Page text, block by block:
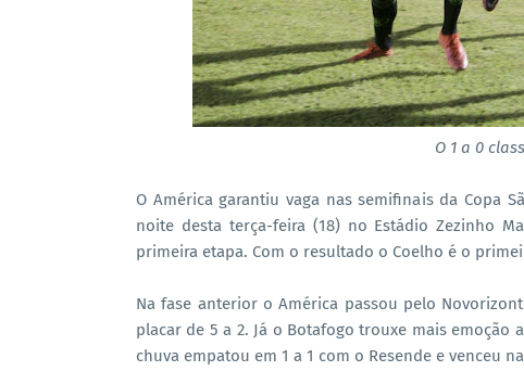
O 1 a 0
O América garantiu vaga nas semifinais da Copa
noite desta terça-feira (18) no Estádio Zezinho
primeira etapa. Com o resultado o Coelho é o
Na fase anterior o América passou pelo
placar de 5 a 2. Já o Botafogo trouxe mais
chuva empatou em 1 a 1 com o Resende e venceu